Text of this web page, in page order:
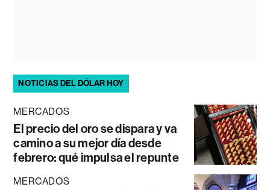
NOTICIAS DEL DÓLAR HOY
MERCADOS
El precio del oro se dispara y va
camino a su mejor día desde
febrero: qué impulsa el repunte
MERCADOS